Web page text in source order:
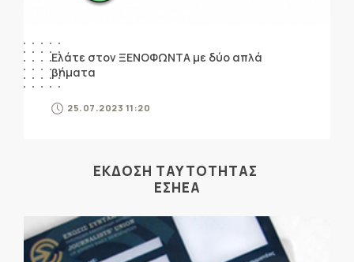
Ελάτε στον ΞΕΝΟΦΩΝΤΑ με δύο απλά
βήματα
25.07.2023 11:20
ΕΚΔΟΣΗ ΤΑΥΤΟΤΗΤΑΣ
ΕΣΗΕΑ